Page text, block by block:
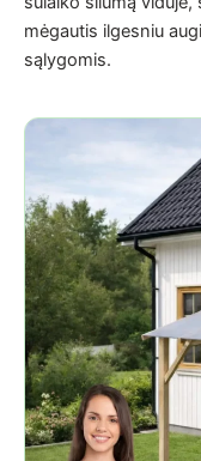
mėgautis ilgesniu
sąlygomis.